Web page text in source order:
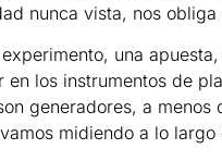
nunca vista, nos
una
en los instrumentos de
generadores, a
midiendo a lo